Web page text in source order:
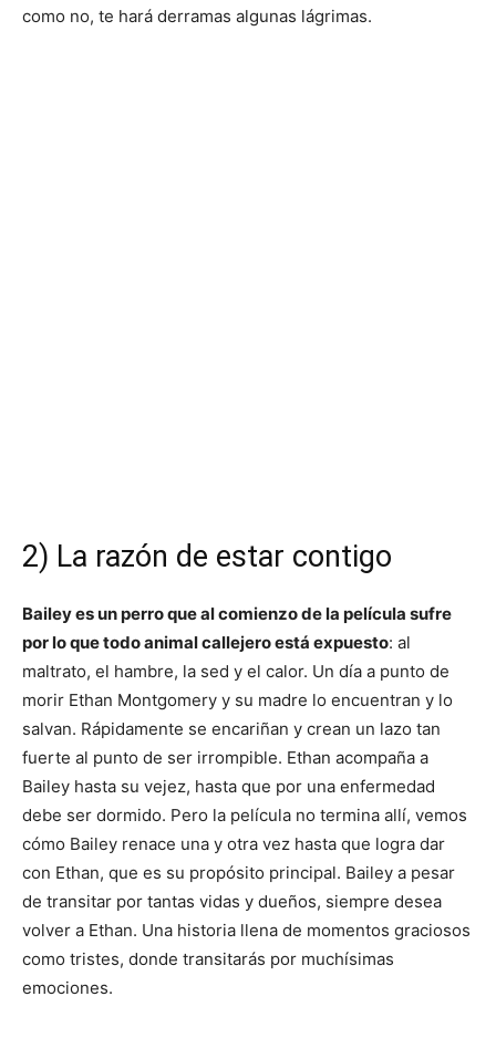
como no, te hará derramas algunas lágrimas.
2) La razón de estar contigo
Bailey es un perro que al comienzo de la película sufre
por lo que todo animal callejero está expuesto: al
maltrato, el hambre, la sed y el calor. Un día a punto de
morir Ethan Montgomery y su madre lo encuentran y lo
salvan. Rápidamente se encariñan y crean un lazo tan
fuerte al punto de ser irrompible. Ethan acompaña a
Bailey hasta su vejez, hasta que por una enfermedad
debe ser dormido. Pero la película no termina allí, vemos
cómo Bailey renace una y otra vez hasta que logra dar
con Ethan, que es su propósito principal. Bailey a pesar
de transitar por tantas vidas y dueños, siempre desea
volver a Ethan. Una historia llena de momentos graciosos
como tristes, donde transitarás por muchísimas
emociones.